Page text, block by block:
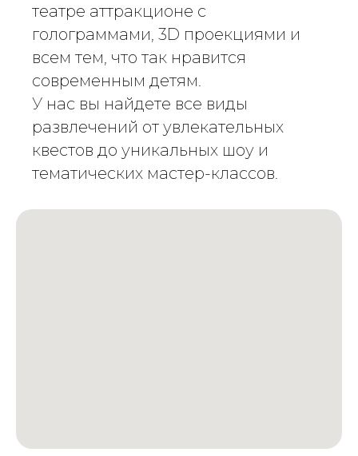
театре аттракционе с
голограммами, 3D проекциями и
всем тем, что так нравится
современным детям.
У нас вы найдете все виды
развлечений от увлекательных
квестов до уникальных шоу и
тематических мастер-классов.